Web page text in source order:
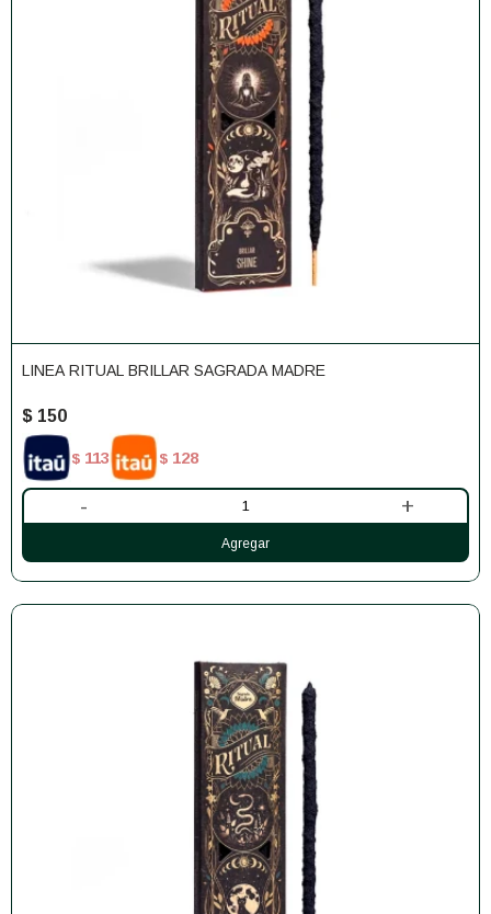
LINEA RITUAL BRILLAR SAGRADA MADRE
$ 150
$ 113 $ 128
- +